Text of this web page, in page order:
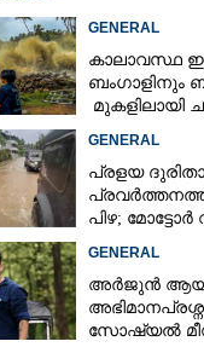
GENERAL
കാലാവസ്ഥ
ബംഗാളിനും
മുകളിലായി
GENERAL
പ്രളയ
പിഴ;
GENERAL
അർജുൻ
സാേഷ്യൽ